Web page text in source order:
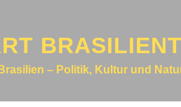
– Politik, Kultur und